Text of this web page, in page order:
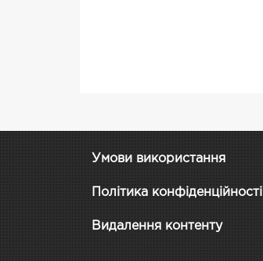
Умови використання
Політика конфіденційності
Видалення контенту